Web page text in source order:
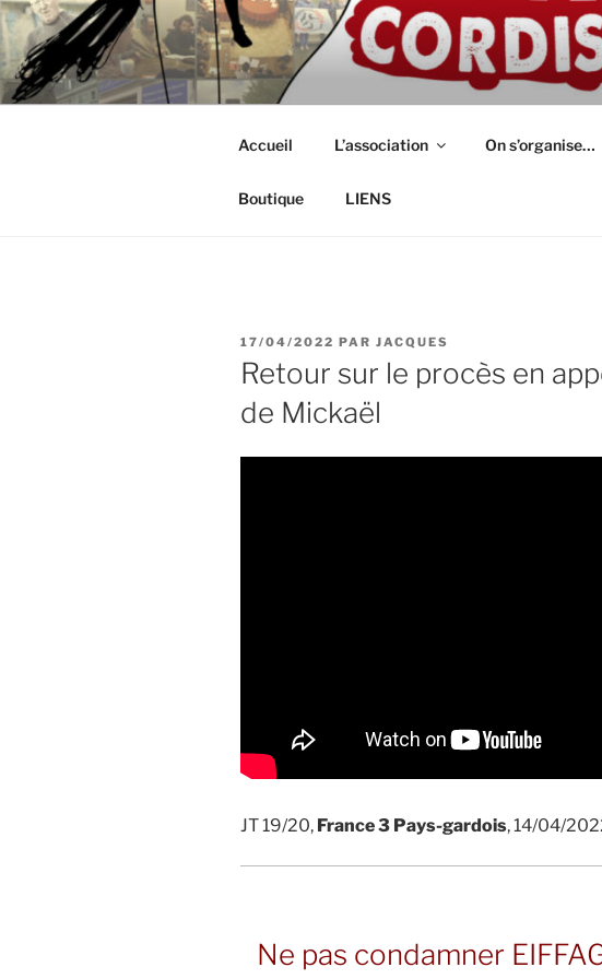
Aller
au
contenu
principal
ASSOCIATION
CORDISTES
Intérimaires, embauché(e)s,
Accueil L’association On s’organise…
Boutique LIENS
PUBLIÉ
LE
17/04/2022 PAR JACQUES
Retour sur le procès en
de Mickaël
JT 19/20, France 3 Pays-gardois, 14/04/
Ne pas condamner